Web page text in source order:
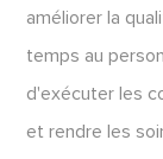
améliorer la
temps au
d'exécuter les
et rendre les